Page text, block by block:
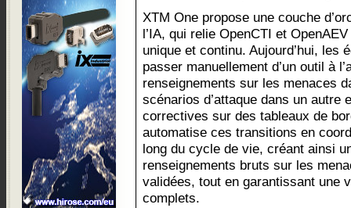
XTM One propose une couche
l’IA, qui relie OpenCTI et
unique et continu. Aujourd’hui, les
passer manuellement d’un outil à
renseignements sur les menaces
scénarios d’attaque dans un autre
correctives sur des tableaux de
automatise ces transitions en
long du cycle de vie, créant ainsi
renseignements bruts sur les
validées, tout en garantissant une
complets.